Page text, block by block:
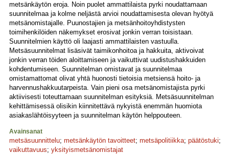
metsänkäytön eroja. Noin puolet ammattilaista pyrki noudattamaan
suunnitelmaa ja kolme neljästä arvioi noudattamisesta olevan hyötyä
metsänomistajalle. Puunostajien ja metsänhoitoyhdistysten
toimihenkilöiden näkemykset erosivat jonkin verran toisistaan.
Suunnitelmien käyttö oli laajasti ammattilaisten vastuulla.
Metsäsuunnitelmat lisäsivät taimikonhoitoa ja hakkuita, aktivoivat
jonkin verran töiden aloittamiseen ja vaikuttivat uudistushakkuiden
kohdentumiseen. Suunnitelman omistavat ja suunnitelmaa
omistamattomat olivat yhtä huonosti tietoisia metsiensä hoito- ja
harvennushakkuutarpeista. Vain pieni osa metsänomistajista pyrki
aktiivisesti toteuttamaan suunnitelman esityksiä. Metsäsuunnitelman
kehittämisessä olisikin kiinnitettävä nykyistä enemmän huomiota
asiakaslähtöisyyteen ja suunnitelman käytön helppouteen.
Avainsanat
metsäsuunnittelu; metsänkäytön tavoitteet; metsäpolitiikka; päätöstuki;
vaikuttavuus; yksityismetsänomistajat